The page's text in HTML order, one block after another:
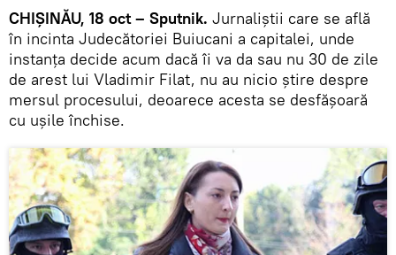
CHIŞINĂU, 18 oct – Sputnik. Jurnaliştii care se află
în incinta Judecătoriei Buiucani a capitalei, unde
instanţa decide acum dacă îi va da sau nu 30 de zile
de arest lui Vladimir Filat, nu au nicio ştire despre
mersul procesului, deoarece acesta se desfăşoară
cu uşile închise.